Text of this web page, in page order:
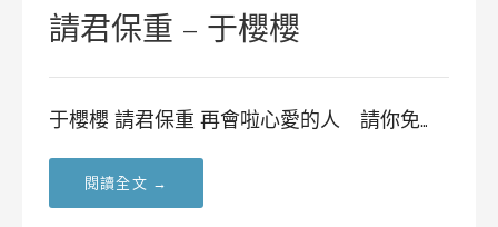
請君保重 – 于櫻櫻
于櫻櫻 請君保重 再會啦心愛的人 請你免…
閱讀全文 →